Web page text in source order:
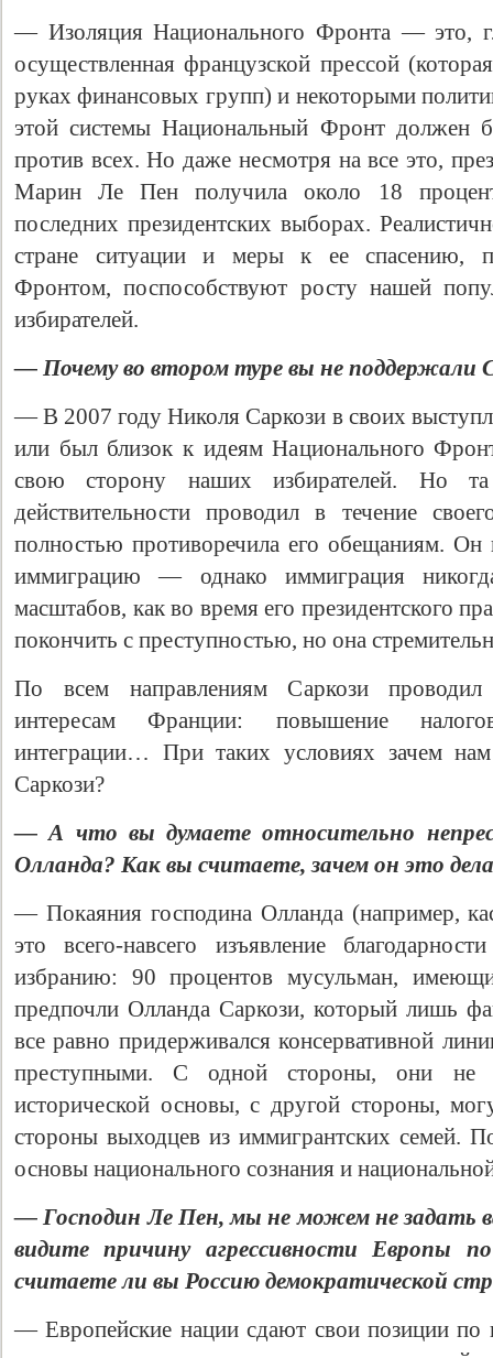
— Изоляция Национального Фронта — это,
осуществленная французской прессой
руках финансовых групп) и некоторыми
этой системы Национальный Фронт должен
против всех. Но даже несмотря на все это,
Марин Ле Пен получила около 18
последних президентских выборах.
стране ситуации и меры к ее спасению,
Фронтом, поспособствуют росту нашей
избирателей.
— Почему во втором туре вы не поддержали
— В 2007 году Николя Саркози в своих
или был близок к идеям Национального
свою сторону наших избирателей. Но
действительности проводил в течение
полностью противоречила его обещаниям. Он
иммиграцию — однако иммиграция
масштабов, как во время его президентского
покончить с преступностью, но она
По всем направлениям Саркози проводил
интересам Франции: повышение
интеграции… При таких условиях зачем
Саркози?
— А что вы думаете относительно
Олланда? Как вы считаете, зачем он это
— Покаяния господина Олланда (например,
это всего-навсего изъявление
избранию: 90 процентов мусульман,
предпочли Олланда Саркози, который лишь
все равно придерживался консервативной
преступными. С одной стороны, они не
исторической основы, с другой стороны,
стороны выходцев из иммигрантских семей.
основы национального сознания и
— Господин Ле Пен, мы не можем не задать
видите причину агрессивности Европы
считаете ли вы Россию демократической
— Европейские нации сдают свои позиции по